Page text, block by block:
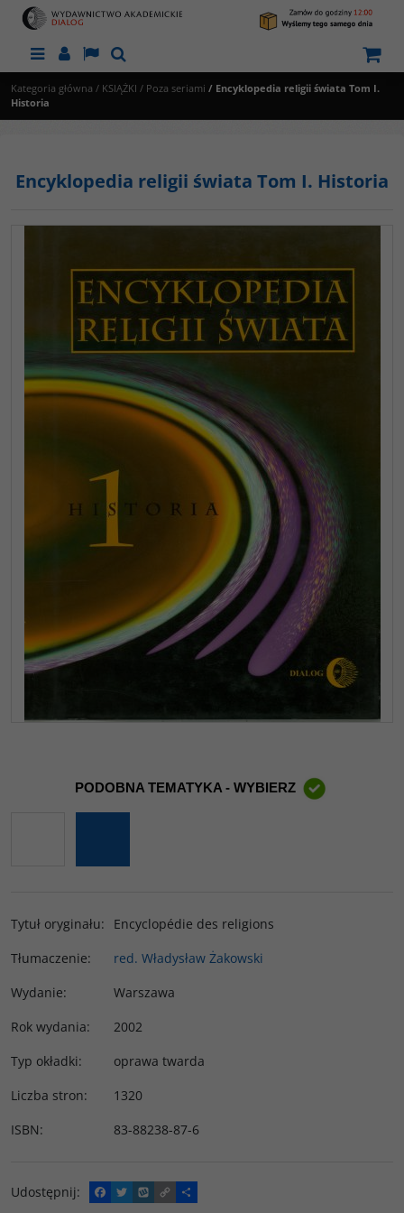
MenuPanelLangSzukaj
Kategoria główna / KSIĄŻKI / Poza seriami / Encyklopedia religii świata Tom I.
Historia
Encyklopedia religii świata Tom I. Historia
PODOBNA TEMATYKA - WYBIERZ
Tytuł oryginału:
Encyclopédie des religions
Tłumaczenie:
red. Władysław Żakowski
Wydanie:
Warszawa
Rok wydania:
2002
Typ okładki:
oprawa twarda
Liczba stron:
1320
ISBN: 83-88238-87-6
Udostępnij:
F
a
T
w
W
y
C
o
P
o